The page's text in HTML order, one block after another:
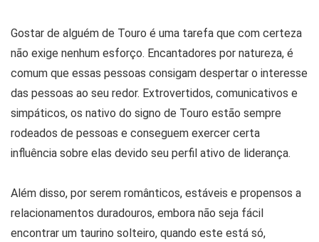
Gostar de alguém de Touro é uma tarefa que com certeza
não exige nenhum esforço. Encantadores por natureza, é
comum que essas pessoas consigam despertar o interesse
das pessoas ao seu redor. Extrovertidos, comunicativos e
simpáticos, os nativo do signo de Touro estão sempre
rodeados de pessoas e conseguem exercer certa
influência sobre elas devido seu perfil ativo de liderança.
Além disso, por serem românticos, estáveis e propensos a
relacionamentos duradouros, embora não seja fácil
encontrar um taurino solteiro, quando este está só,